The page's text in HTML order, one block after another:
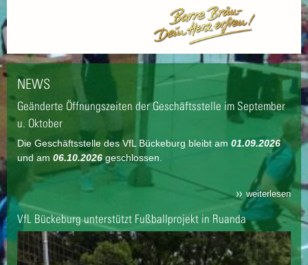
NEWS
Geänderte Öffnungszeiten der Geschäftsstelle im September
u. Oktober
Die Geschäftsstelle des VfL Bückeburg bleibt am 01.09.2026
und am 06.10.2026 geschlossen.
weiterlesen
VfL Bückeburg unterstützt Fußballprojekt in Ruanda